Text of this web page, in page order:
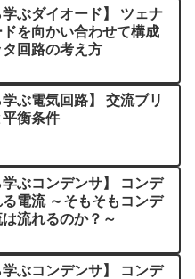
学ぶダイオード】 ツェナ
を向かい合わせて構成
回路の考え方
学ぶ電気回路】 交流ブリ
平衡条件
学ぶコンデンサ】 コンデ
電流 ～そもそもコンデ
流れるのか？～
学ぶコンデンサ】 コンデ